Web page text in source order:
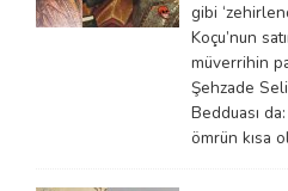
gibi
Koçu’nun
müverrihin
Şehzade
Bedduası
ömrün kısa